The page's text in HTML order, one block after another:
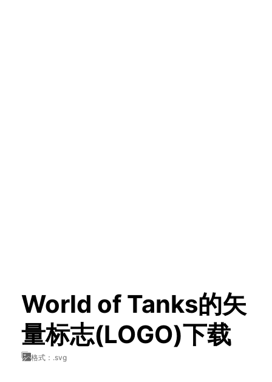
World of Tanks的矢
量标志(LOGO)下载
格式：.svg